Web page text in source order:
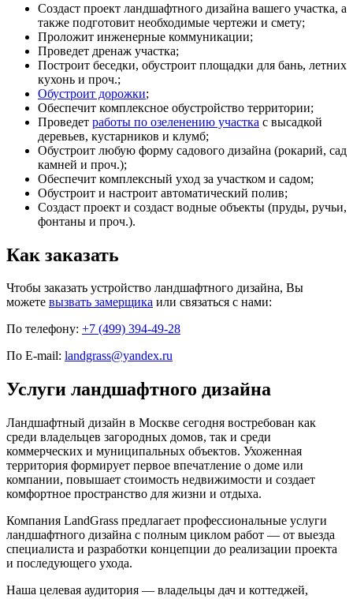
Создаст проект ландшафтного дизайна вашего участка, а
также подготовит необходимые чертежи и смету;
Проложит инженерные коммуникации;
Проведет дренаж участка;
Построит беседки, обустроит площадки для бань, летних
кухонь и проч.;
Обустроит дорожки;
Обеспечит комплексное обустройство территории;
Проведет работы по озеленению участка с высадкой
деревьев, кустарников и клумб;
Обустроит любую форму садового дизайна (рокарий, сад
камней и проч.);
Обеспечит комплексный уход за участком и садом;
Обустроит и настроит автоматический полив;
Создаст проект и создаст водные объекты (пруды, ручьи,
фонтаны и проч.).
Как заказать
Чтобы заказать устройство ландшафтного дизайна, Вы
можете вызвать замерщика или связаться с нами:
По телефону: +7 (499) 394-49-28
По E-mail: landgrass@yandex.ru
Услуги ландшафтного дизайна
Ландшафтный дизайн в Москве сегодня востребован как
среди владельцев загородных домов, так и среди
коммерческих и муниципальных объектов. Ухоженная
территория формирует первое впечатление о доме или
компании, повышает стоимость недвижимости и создает
комфортное пространство для жизни и отдыха.
Компания LandGrass предлагает профессиональные услуги
ландшафтного дизайна с полным циклом работ — от выезда
специалиста и разработки концепции до реализации проекта
и последующего ухода.
Наша целевая аудитория — владельцы дач и коттеджей,